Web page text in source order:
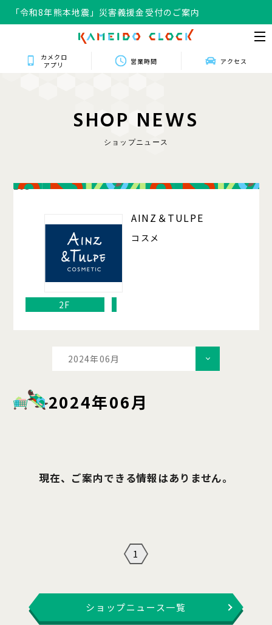
「令和8年熊本地震」災害義援金受付のご案内
カメクロ
アプリ
営業時間 アクセス
SHOP NEWS
ショップニュース
203
AINZ＆TULPE
コスメ
2F
2024年06月
2024年06月
現在、ご案内できる情報はありません。
1
ショップニュース一覧